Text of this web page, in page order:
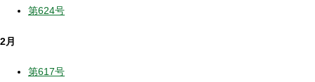
第624号
2月
第617号